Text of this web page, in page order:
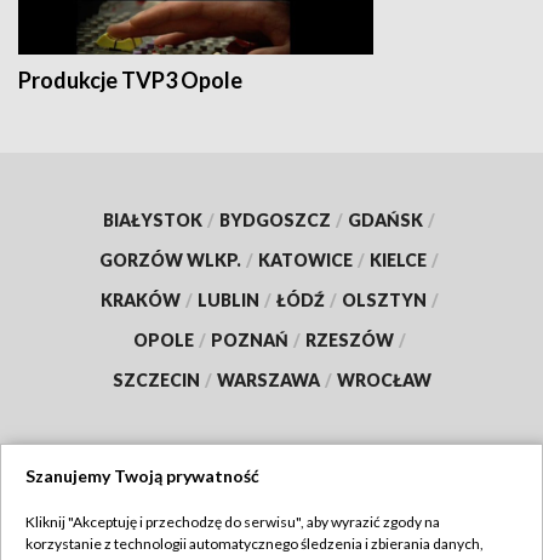
Produkcje TVP3 Opole
BIAŁYSTOK / BYDGOSZCZ / GDAŃSK /
GORZÓW WLKP. / KATOWICE / KIELCE /
KRAKÓW / LUBLIN / ŁÓDŹ / OLSZTYN /
OPOLE / POZNAŃ / RZESZÓW /
SZCZECIN / WARSZAWA / WROCŁAW
TVP
Szanujemy Twoją prywatność
Kliknij "Akceptuję i przechodzę do serwisu", aby wyrazić zgody na
korzystanie z technologii automatycznego śledzenia i zbierania danych,